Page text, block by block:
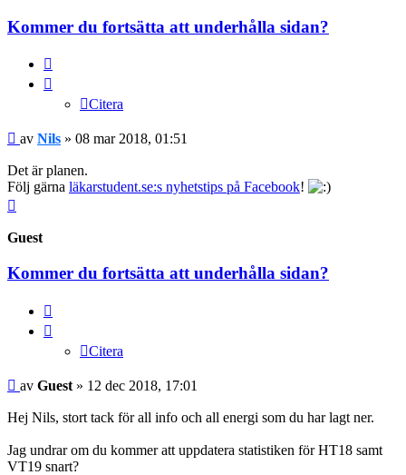
Kommer du fortsätta att underhålla sidan?
Citera
Inlägg
av Nils » 08 mar 2018, 01:51
Det är planen.
Följ gärna läkarstudent.se:s nyhetstips på Facebook!
Guest
Kommer du fortsätta att underhålla sidan?
Citera
Inlägg
av Guest » 12 dec 2018, 17:01
Hej Nils, stort tack för all info och all energi som du har lagt ner.
Jag undrar om du kommer att uppdatera statistiken för HT18 samt
VT19 snart?